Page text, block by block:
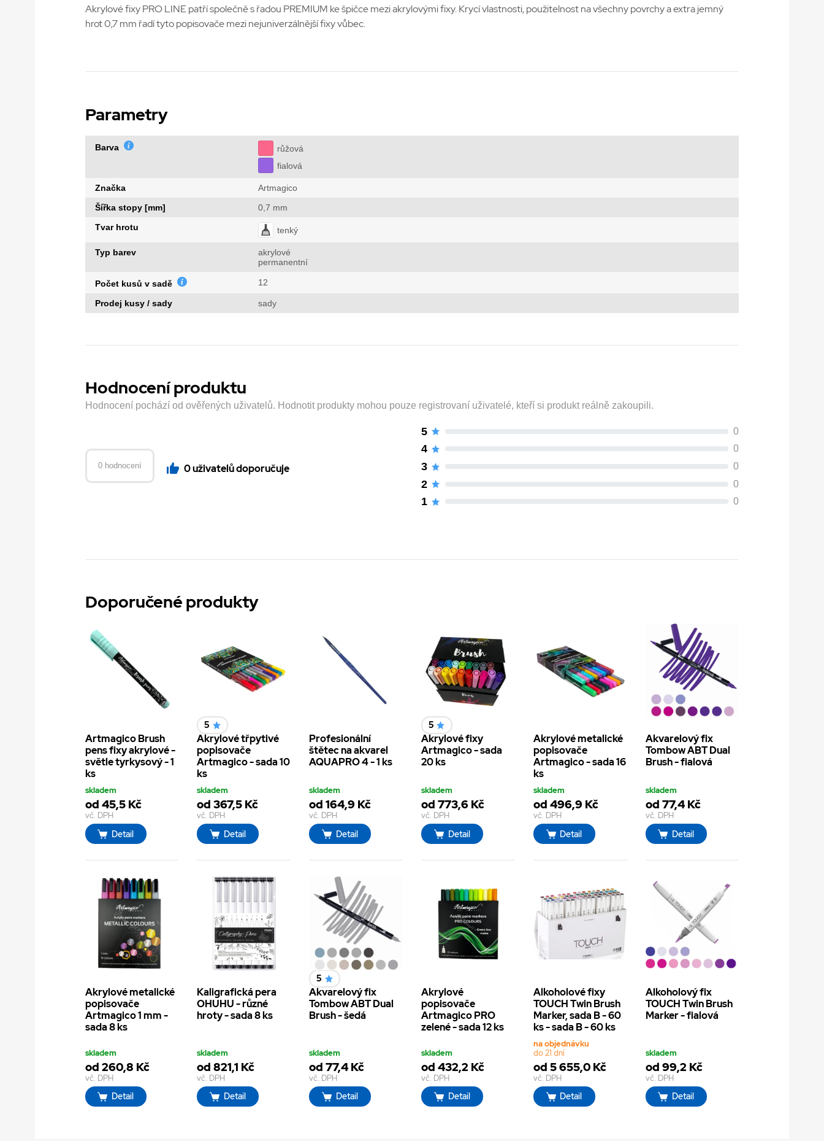
Akrylové fixy PRO LINE patří společně s řadou PREMIUM ke špičce mezi akrylovými fixy. Krycí vlastnosti, použitelnost na všechny povrchy a extra jemný
hrot 0,7 mm řadí tyto popisovače mezi nejuniverzálnější fixy vůbec.
Parametry
Barva
růžová
fialová
Značka
Artmagico
Šířka stopy [mm]
0,7 mm
Tvar hrotu
tenký
Typ barev
akrylové
permanentní
Počet kusů v sadě 12
Prodej kusy / sady sady
Hodnocení produktu
Hodnocení pochází od ověřených uživatelů. Hodnotit produkty mohou pouze registrovaní uživatelé, kteří si produkt reálně zakoupili.
0 hodnocení 0 uživatelů doporučuje
5 0
4 0
3 0
2 0
1 0
Doporučené produkty
Artmagico Brush
pens fixy akrylové -
světle tyrkysový - 1
ks
skladem
od 45,5 Kč
vč. DPH
Detail
5
Akrylové třpytivé
popisovače
Artmagico - sada 10
ks
skladem
od 367,5 Kč
vč. DPH
Detail
Profesionální
štětec na akvarel
AQUAPRO 4 - 1 ks
skladem
od 164,9 Kč
vč. DPH
Detail
5
Akrylové fixy
Artmagico - sada
20 ks
skladem
od 773,6 Kč
vč. DPH
Detail
Akrylové metalické
popisovače
Artmagico - sada 16
ks
skladem
od 496,9 Kč
vč. DPH
Detail
Akvarelový fix
Tombow ABT Dual
Brush - fialová
skladem
od 77,4 Kč
vč. DPH
Detail
Akrylové metalické
popisovače
Artmagico 1 mm -
sada 8 ks
skladem
od 260,8 Kč
vč. DPH
Detail
Kaligrafická pera
OHUHU - různé
hroty - sada 8 ks
skladem
od 821,1 Kč
vč. DPH
Detail
5
Akvarelový fix
Tombow ABT Dual
Brush - šedá
skladem
od 77,4 Kč
vč. DPH
Detail
Akrylové
popisovače
Artmagico PRO
zelené - sada 12 ks
skladem
od 432,2 Kč
vč. DPH
Detail
Alkoholové fixy
TOUCH Twin Brush
Marker, sada B - 60
ks - sada B - 60 ks
na objednávku
do 21 dní
od 5 655,0 Kč
vč. DPH
Detail
Alkoholový fix
TOUCH Twin Brush
Marker - fialová
skladem
od 99,2 Kč
vč. DPH
Detail